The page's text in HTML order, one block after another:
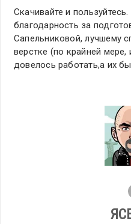
Скачивайте и
благодарность за
Сапельниковой, лучшему
верстке (по крайней
довелось работать,а их